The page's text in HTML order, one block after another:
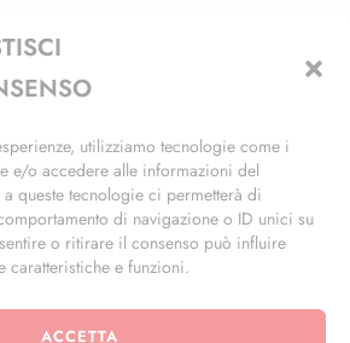
utilizziamo tecnologie come i
e/o accedere alle informazioni del
queste tecnologie ci permetterà di
di navigazione o ID unici su
o ritirare il consenso può influire
caratteristiche e funzioni.
ACCETTA
Trezzano Sul Naviglio (MI)